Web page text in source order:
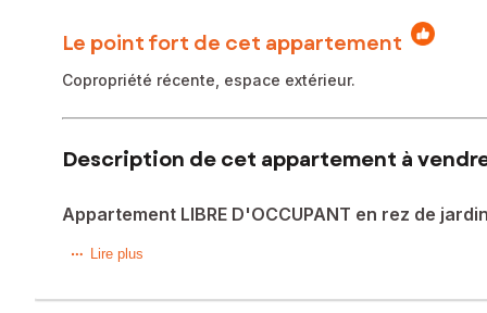
Le point fort de cet appartement
Copropriété récente, espace extérieur.
Description de cet appartement à
Appartement LIBRE D'OCCUPANT en rez de
Nous vous proposons en exclusivité à la vente ce bel
salle d'eau avec douche à l'italienne et WC et une
Lire plus